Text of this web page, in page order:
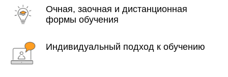
Очная, заочная и дистанционная
формы обучения
Индивидуальный подход к обучению